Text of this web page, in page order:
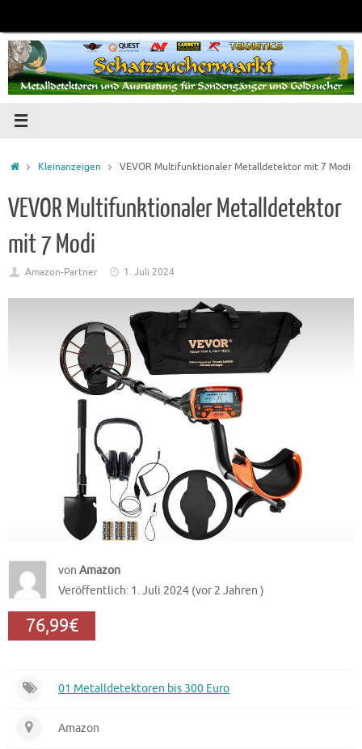
springen
Startseite
Kleinanzeigen VEVOR Multifunktionaler Metalldetektor mit 7 Modi
VEVOR Multifunktionaler Metalldetektor
mit 7 Modi
Amazon-Partner 1. Juli 2024
von Amazon
Veröffentlich: 1. Juli 2024 (vor 2 Jahren )
76,99€
01 Metalldetektoren bis 300 Euro
Amazon